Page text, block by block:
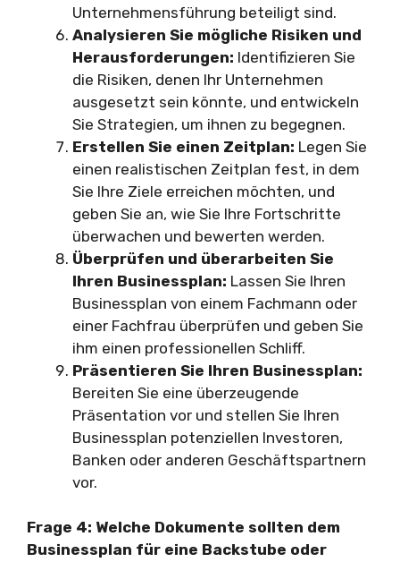
Unternehmensführung beteiligt sind.
Analysieren Sie mögliche Risiken und
Herausforderungen: Identifizieren Sie
die Risiken, denen Ihr Unternehmen
ausgesetzt sein könnte, und entwickeln
Sie Strategien, um ihnen zu begegnen.
Erstellen Sie einen Zeitplan: Legen Sie
einen realistischen Zeitplan fest, in dem
Sie Ihre Ziele erreichen möchten, und
geben Sie an, wie Sie Ihre Fortschritte
überwachen und bewerten werden.
Überprüfen und überarbeiten Sie
Ihren Businessplan: Lassen Sie Ihren
Businessplan von einem Fachmann oder
einer Fachfrau überprüfen und geben Sie
ihm einen professionellen Schliff.
Präsentieren Sie Ihren Businessplan:
Bereiten Sie eine überzeugende
Präsentation vor und stellen Sie Ihren
Businessplan potenziellen Investoren,
Banken oder anderen Geschäftspartnern
vor.
Frage 4: Welche Dokumente sollten dem
Businessplan für eine Backstube oder